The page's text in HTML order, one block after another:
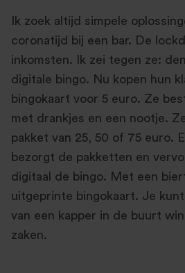
Ik zoek altijd simpele
coronatijd bij een bar. De
inkomsten. Ik zei tegen ze:
digitale bingo. Nu kopen hun
bingokaart voor 5 euro. Ze
met drankjes en een nootje.
pakket van 25, 50 of 75 euro.
bezorgt de pakketten en
digitaal de bingo. Met een
uitgeprinte bingokaart. Je
van een kapper in de buurt
zaken.